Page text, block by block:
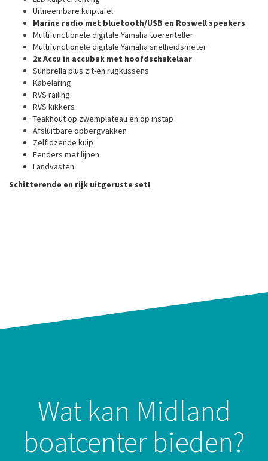
Uitneembare kuiptafel
Marine radio met bluetooth/USB en Roswell speakers
Multifunctionele digitale Yamaha toerenteller
Multifunctionele digitale Yamaha snelheidsmeter
2x Accu in accubak met hoofdschakelaar
Sunbrella plus zit-en rugkussens
Kabelaring
RVS railing
RVS kikkers
Teakhout op zwemplateau en op instap
Afsluitbare opbergvakken
Zelflozende kuip
Fenders met lijnen
Landvasten
Schitterende en rijk uitgeruste set!
Wat kan Midland
boatcenter bieden?